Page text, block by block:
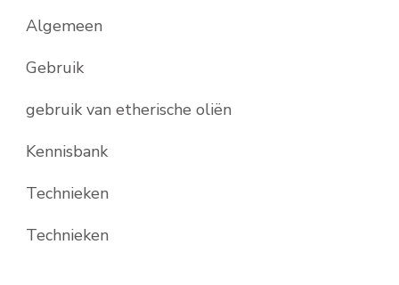
Algemeen
Gebruik
gebruik van etherische oliën
Kennisbank
Technieken
Technieken